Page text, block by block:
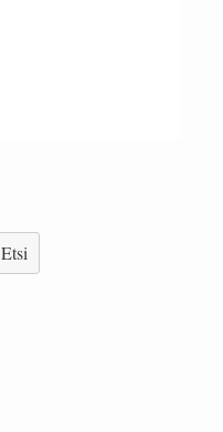
Etsi